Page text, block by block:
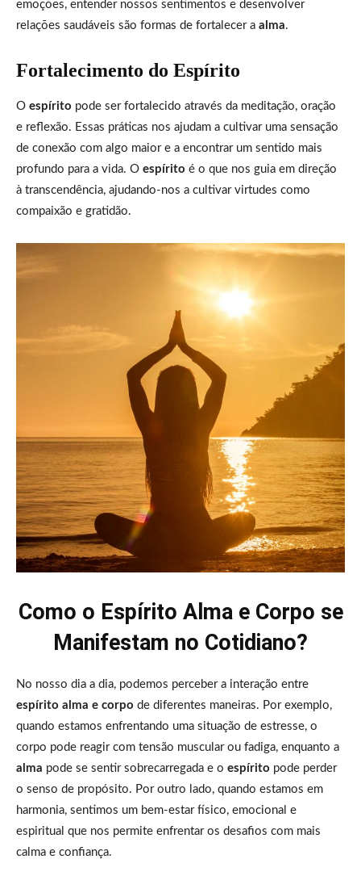
emoções, entender nossos sentimentos e desenvolver
relações saudáveis são formas de fortalecer a alma.
Fortalecimento do Espírito
O espírito pode ser fortalecido através da meditação, oração
e reflexão. Essas práticas nos ajudam a cultivar uma sensação
de conexão com algo maior e a encontrar um sentido mais
profundo para a vida. O espírito é o que nos guia em direção
à transcendência, ajudando-nos a cultivar virtudes como
compaixão e gratidão.
Como o Espírito Alma e Corpo se
Manifestam no Cotidiano?
No nosso dia a dia, podemos perceber a interação entre
espírito alma e corpo de diferentes maneiras. Por exemplo,
quando estamos enfrentando uma situação de estresse, o
corpo pode reagir com tensão muscular ou fadiga, enquanto a
alma pode se sentir sobrecarregada e o espírito pode perder
o senso de propósito. Por outro lado, quando estamos em
harmonia, sentimos um bem-estar físico, emocional e
espiritual que nos permite enfrentar os desafios com mais
calma e confiança.